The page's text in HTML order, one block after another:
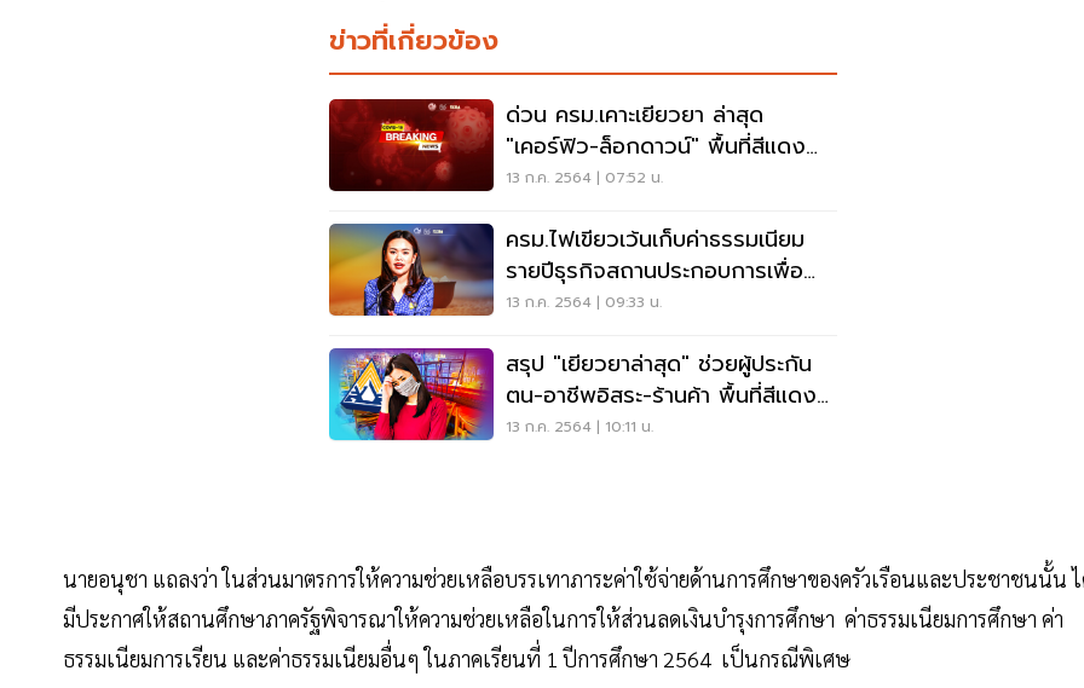
ข่าวที่เกี่ยวข้อง
ด่วน ครม.เคาะเยียวยา ล่าสุด
"เคอร์ฟิว-ล็อกดาวน์" พื้นที่สีแดง
เข้ม 5 อาชีพ
13 ก.ค. 2564 | 07:52 น.
ครม.ไฟเขียวเว้นเก็บค่าธรรมเนียม
รายปีธุรกิจสถานประกอบการเพื่อ
สุขภาพ
13 ก.ค. 2564 | 09:33 น.
สรุป "เยียวยาล่าสุด" ช่วยผู้ประกัน
ตน-อาชีพอิสระ-ร้านค้า พื้นที่สีแดง
เข้ม
13 ก.ค. 2564 | 10:11 น.
นายอนุชา แถลงว่า ในส่วนมาตรการให้ความช่วยเหลือบรรเทาภาระค่าใช้จ่ายด้านการศึกษาของครัวเรือนและประชาชนนั้น
มีประกาศให้สถานศึกษาภาครัฐพิจารณาให้ความช่วยเหลือในการให้ส่วนลดเงินบำรุงการศึกษา ค่าธรรมเนียมการศึกษา ค่า
ธรรมเนียมการเรียน และค่าธรรมเนียมอื่นๆ ในภาคเรียนที่ 1 ปีการศึกษา 2564 เป็นกรณีพิเศษ